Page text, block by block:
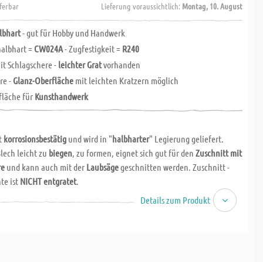
Lieferung voraussichtlich: Montag, 10. August
- gut für Hobby und Handwerk
= CW024A- Zugfestigkeit = R240
Schlagschere - leichter Gratvorhanden
- Glanz-Oberfläche mit leichten Kratzern möglich
für Kunsthandwerk
korrosionsbestätig und wird in "halbharter" Legierung geliefert.
leicht zu biegen, zu formen, eignet sich gut für denZuschnitt mit
und kann auch mit der Laubsägegeschnitten werden. Zuschnitt -
ist NICHT entgratet.
Details zum Produkt